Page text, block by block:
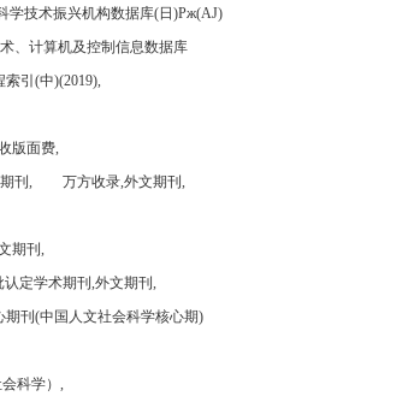
学技术振兴机构数据库(日)Pж(AJ)
、计算机及控制信息数据库
索引(中)(2019),
版面费,
刊,
万方收录,外文期刊,
期刊,
定学术期刊,外文期刊,
期刊(中国人文社会科学核心期)
科学）,